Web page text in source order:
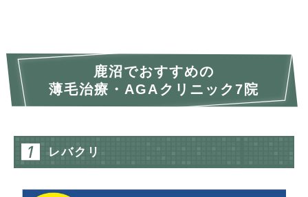
鹿沼でおすすめの
薄毛治療・AGAクリニック7院
レバクリ